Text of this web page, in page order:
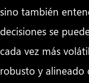
sino también
decisiones se
cada vez más
robusto y alineado